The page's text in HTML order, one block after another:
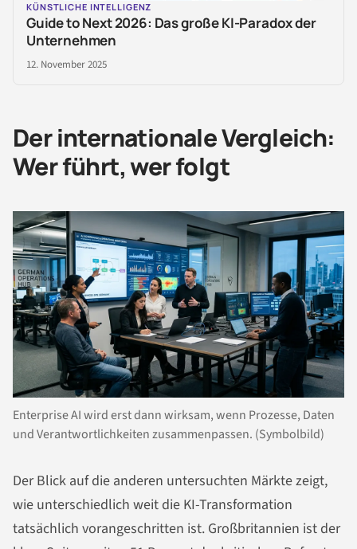
KÜNSTLICHE INTELLIGENZ
Guide to Next 2026: Das große KI-Paradox der
Unternehmen
12. November 2025
Der internationale Vergleich:
Wer führt, wer folgt
Enterprise AI wird erst dann wirksam, wenn Prozesse, Daten
und Verantwortlichkeiten zusammenpassen. (Symbolbild)
Der Blick auf die anderen untersuchten Märkte zeigt,
wie unterschiedlich weit die KI-Transformation
tatsächlich vorangeschritten ist. Großbritannien ist der